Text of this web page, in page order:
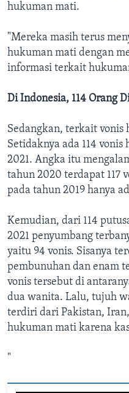
hukuman mati.
"Mereka masih terus
hukuman mati dengan
informasi terkait
Di Indonesia, 114 Orang
Sedangkan, terkait
Setidaknya ada 114
2021. Angka itu
tahun 2020 terdapat 117
pada tahun 2019 hanya
Kemudian, dari 114
2021 penyumbang
yaitu 94 vonis. Sisanya
pembunuhan dan enam
vonis tersebut di
dua wanita. Lalu, tujuh
terdiri dari Pakistan,
hukuman mati karena
"